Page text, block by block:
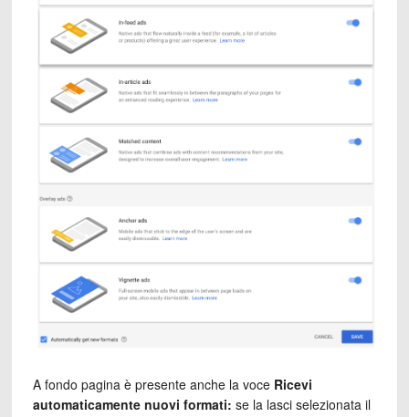
A fondo pagina è presente anche la voce Ricevi
automaticamente nuovi formati: se la lasci selezionata il